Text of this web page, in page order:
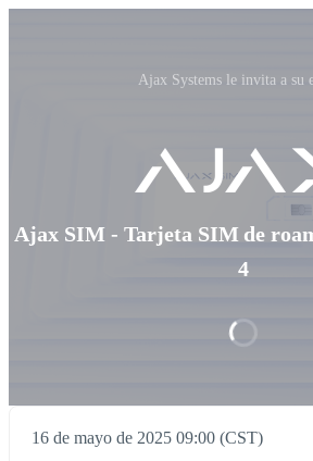
Ajax Systems le invita a su
Ajax SIM - Tarjeta SIM de
4
16 de mayo de 2025 09:00 (CST)